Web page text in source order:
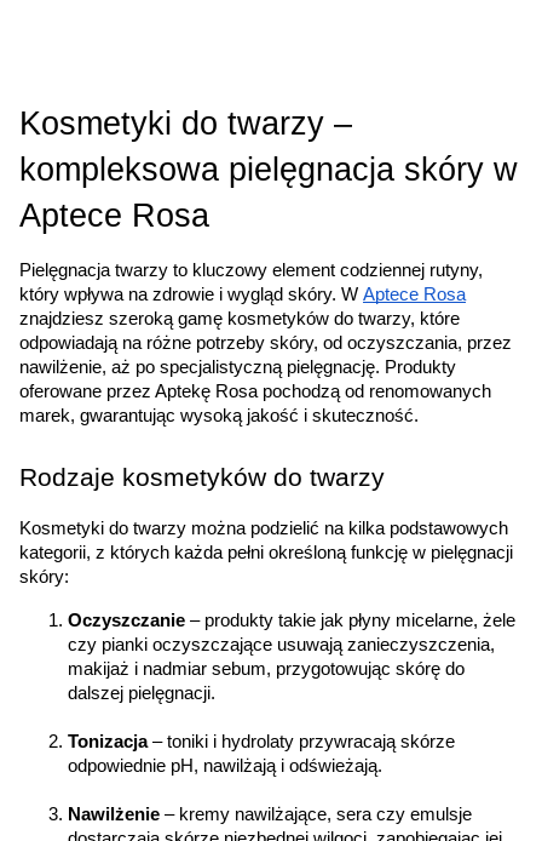
Kosmetyki do twarzy –
kompleksowa pielęgnacja skóry w
Aptece Rosa
Pielęgnacja twarzy to kluczowy element codziennej rutyny,
który wpływa na zdrowie i wygląd skóry. W Aptece Rosa
znajdziesz szeroką gamę kosmetyków do twarzy, które
odpowiadają na różne potrzeby skóry, od oczyszczania, przez
nawilżenie, aż po specjalistyczną pielęgnację. Produkty
oferowane przez Aptekę Rosa pochodzą od renomowanych
marek, gwarantując wysoką jakość i skuteczność.
Rodzaje kosmetyków do twarzy
Kosmetyki do twarzy można podzielić na kilka podstawowych
kategorii, z których każda pełni określoną funkcję w pielęgnacji
skóry:
Oczyszczanie – produkty takie jak płyny micelarne, żele
czy pianki oczyszczające usuwają zanieczyszczenia,
makijaż i nadmiar sebum, przygotowując skórę do
dalszej pielęgnacji.
Tonizacja – toniki i hydrolaty przywracają skórze
odpowiednie pH, nawilżają i odświeżają.
Nawilżenie – kremy nawilżające, sera czy emulsje